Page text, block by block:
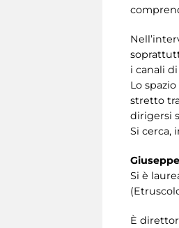
i canali
Lo
stretto
dirigersi
Si cerca,
Si è
È